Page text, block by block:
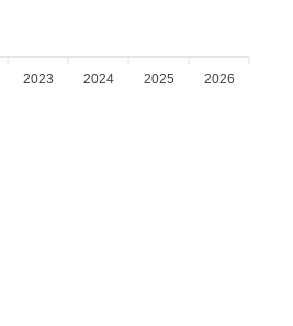
2023 2024 2025 2026